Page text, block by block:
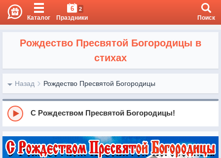
Каталог
6 2
Праздники Поиск
Рождество Пресвятой Богородицы в
стихах
Назад Рождество Пресвятой Богородицы
С Рождеством Пресвятой Богородицы!